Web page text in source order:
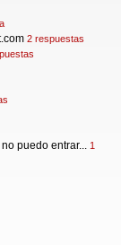
2 respuestas
puedo entrar... 1